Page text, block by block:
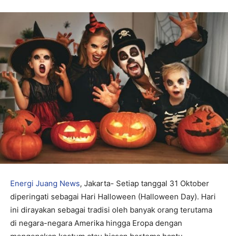
Energi Juang News, Jakarta- Setiap tanggal 31 Oktober
diperingati sebagai Hari Halloween (Halloween Day). Hari
ini dirayakan sebagai tradisi oleh banyak orang terutama
di negara-negara Amerika hingga Eropa dengan